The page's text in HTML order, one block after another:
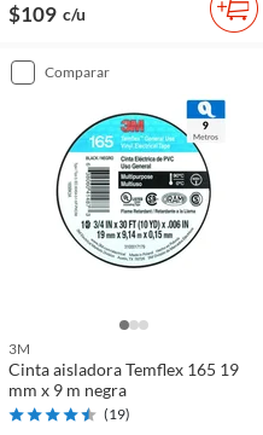
$109 c/u
comparar
3M
Cinta aisladora Temflex 165 19
mm x 9 m negra
(19)